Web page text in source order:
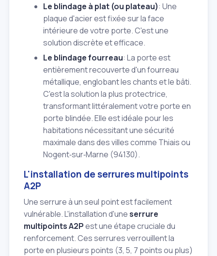
Le blindage à plat (ou plateau): Une
plaque d'acier est fixée sur la face
intérieure de votre porte. C'est une
solution discrète et efficace.
Le blindage fourreau: La porte est
entièrement recouverte d'un fourreau
métallique, englobant les chants et le bâti.
C'est la solution la plus protectrice,
transformant littéralement votre porte en
porte blindée. Elle est idéale pour les
habitations nécessitant une sécurité
maximale dans des villes comme Thiais ou
Nogent‑sur‑Marne (94130).
L'installation de serrures multipoints
A2P
Une serrure à un seul point est facilement
vulnérable. L'installation d'uneserrure
multipoints A2Pest une étape cruciale du
renforcement. Ces serrures verrouillent la
porte en plusieurs points (3, 5, 7 points ou plus)